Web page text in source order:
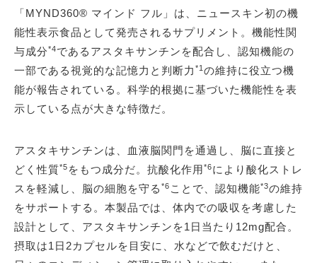
「MYND360® マインド フル」は、ニュースキン初の機
能性表示食品として発売されるサプリメント。機能性関
与成分*4であるアスタキサンチンを配合し、認知機能の
一部である視覚的な記憶力と判断力 *1 の維持に役立つ機
能が報告されている。科学的根拠に基づいた機能性を表
示している点が大きな特徴だ。
アスタキサンチンは、血液脳関門を通過し、脳に直接と
どく性質*5 をもつ成分だ。抗酸化作用*6により酸化ストレ
スを軽減し、脳の細胞を守る *6 ことで、認知機能*3の維持
をサポートする。本製品では、体内での吸収を考慮した
設計として、アスタキサンチンを1日当たり12mg配合。
摂取は1日2カプセルを目安に、水などで飲むだけと、